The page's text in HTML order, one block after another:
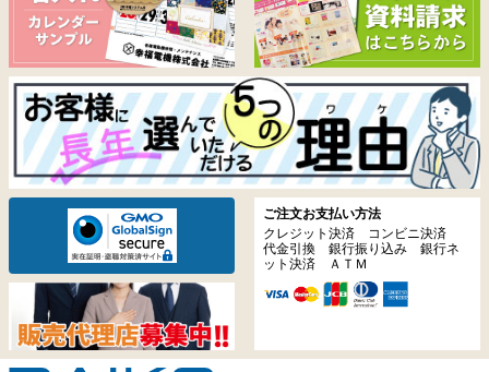
ご注文お支払い方法
クレジット決済 コンビニ決済
代金引換 銀行振り込み 銀行ネ
ット決済 ＡＴＭ